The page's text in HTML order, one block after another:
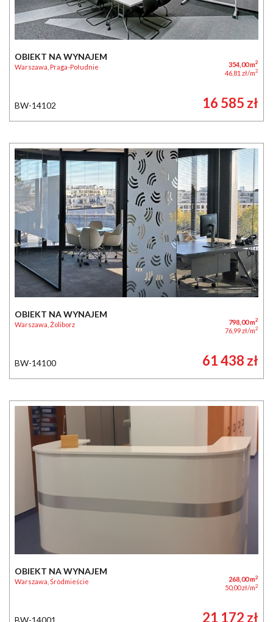
OBIEKT NA WYNAJEM
Warszawa, Praga-Południe 354,00 m2
46,81 zł/m2
BW-14102 16 585 zł
OBIEKT NA WYNAJEM
Warszawa, Żoliborz 798,00 m2
76,99 zł/m2
BW-14100 61 438 zł
OBIEKT NA WYNAJEM
Warszawa, Śródmieście 268,00 m2
50,00 zł/m2
21 172 zł